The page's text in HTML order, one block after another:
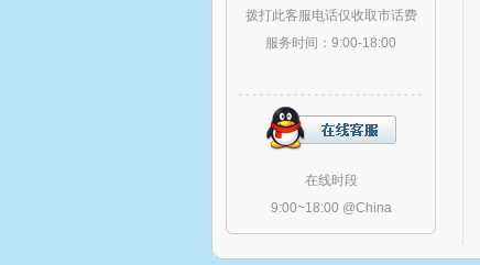
拨打此客服电话仅收取市话费
服务时间：9:00-18:00
在线时段
9:00~18:00 @China